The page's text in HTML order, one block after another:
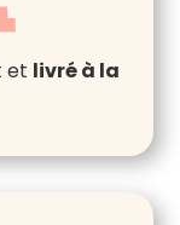
et livré à la